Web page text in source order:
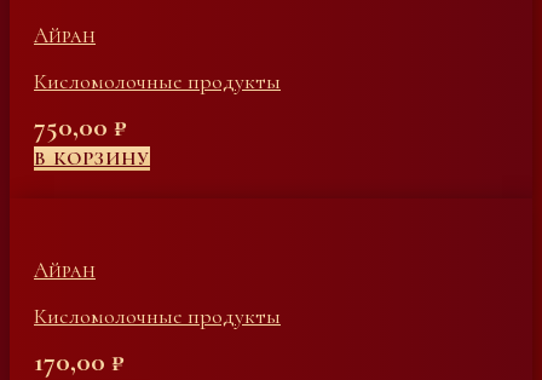
Айран
Кисломолочные продукты
750,00 ₽
В КОРЗИНУ
Айран
Кисломолочные продукты
170,00 ₽